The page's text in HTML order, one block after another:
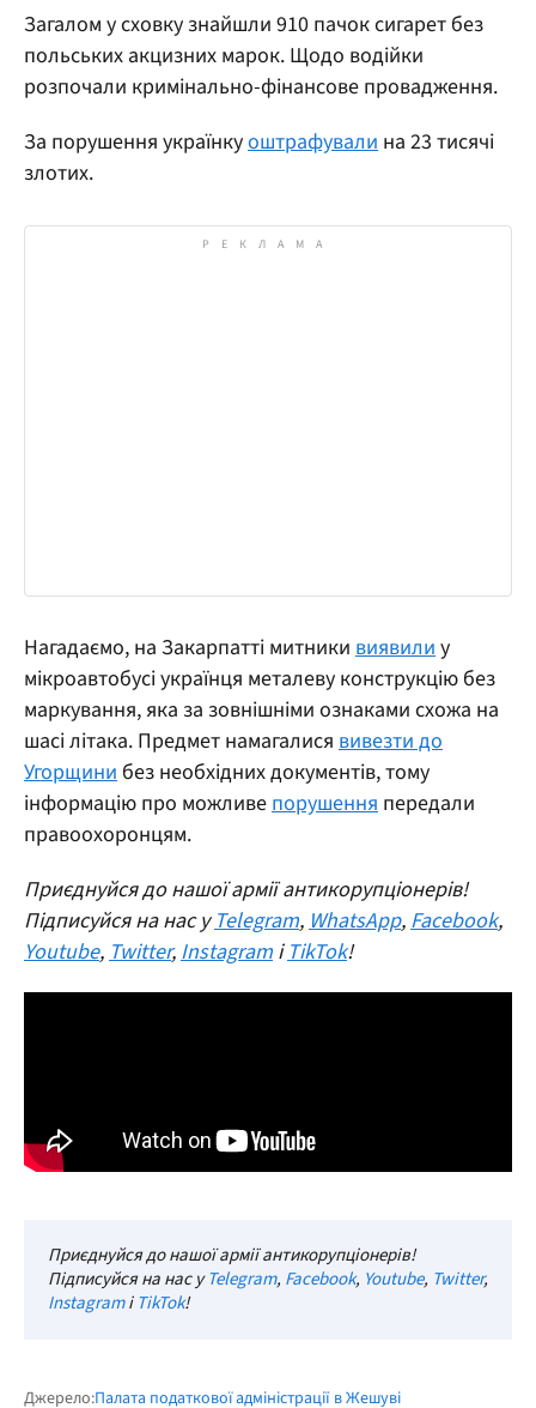
Загалом у сховку знайшли 910 пачок сигарет без
польських акцизних марок. Щодо водійки
розпочали кримінально-фінансове провадження.
За порушення українкуоштрафували на 23 тисячі
злотих.
Нагадаємо, на Закарпатті митники виявилиу
мікроавтобусі українця металеву конструкцію без
маркування, яка за зовнішніми ознаками схожа на
шасі літака. Предмет намагалися вивезти до
Угорщини без необхідних документів, тому
інформацію про можливепорушення передали
правоохоронцям.
Приєднуйся до нашої армії антикорупціонерів!
Підписуйся на нас уTelegram,WhatsApp,Facebook,
Youtube,Twitter,Instagram іTikTok!
Приєднуйся до нашої армії антикорупціонерів!
Підписуйся на нас уTelegram, Facebook, Youtube, Twitter,
InstagramіTikTok!
Джерело:Палата податкової адміністрації в Жешуві